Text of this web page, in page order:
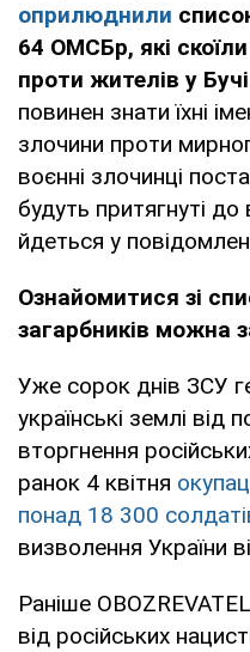
оприлюднили
64 ОМСБр, які скоїли
проти жителів у Бучі
повинен знати їхні
злочини проти
воєнні злочинці
будуть притягнуті до
йдеться у
Ознайомитися зі
загарбників можна
Уже сорок днів ЗСУ
українські землі
вторгнення
ранок 4 квітня
понад 18 300
визволення України
Раніше
від російських